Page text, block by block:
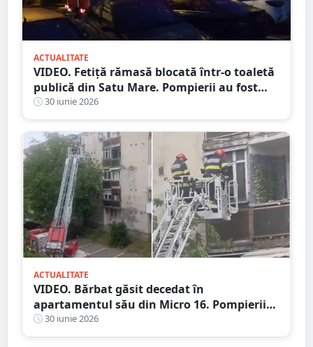
ACTUALITATE
VIDEO. Fetiță rămasă blocată într-o toaletă
publică din Satu Mare. Pompierii au fost
solicitați de urgență
30 iunie 2026
ACTUALITATE
VIDEO. Bărbat găsit decedat în
apartamentul său din Micro 16. Pompierii
au pătruns prin balcon
30 iunie 2026